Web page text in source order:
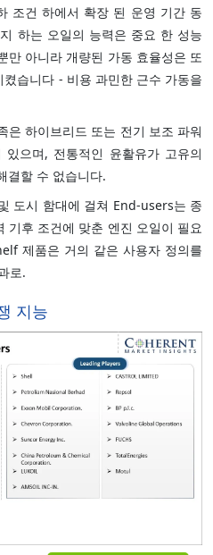
조건 하에서 확장 된 운영 기간 동
하는 오일의 능력은 중요 한 성능
만 아니라 개량된 가동 효율성은 또
습니다 - 비용 과민한 근수 가동을
은 하이브리드 또는 전기 보조 파워
으며, 전통적인 윤활유가 고유의
결할 수 없습니다.
도시 함대에 걸쳐 End-users는 종
기후 조건에 맞춘 엔진 오일이 필요
제품은 거의 같은 사용자 정의를
로.
지능